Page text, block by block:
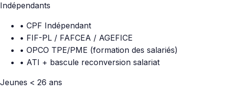
Indépendants
• CPF Indépendant
• FIF-PL / FAFCEA / AGEFICE
• OPCO TPE/PME (formation des salariés)
• ATI + bascule reconversion salariat
Jeunes < 26 ans